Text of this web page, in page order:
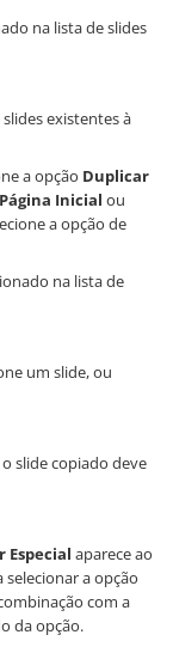
na lista de slides
existentes à
a opção Duplicar
Página Inicial ou
a opção de
na lista de
um slide, ou
slide copiado deve
Especial aparece ao
a opção
com a
da opção.